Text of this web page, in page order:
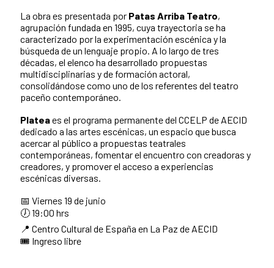
La obra es presentada por Patas Arriba Teatro,
agrupación fundada en 1995, cuya trayectoria se ha
caracterizado por la experimentación escénica y la
búsqueda de un lenguaje propio. A lo largo de tres
décadas, el elenco ha desarrollado propuestas
multidisciplinarias y de formación actoral,
consolidándose como uno de los referentes del teatro
paceño contemporáneo.
Plateaes el programa permanente del CCELP de AECID
dedicado a las artes escénicas, un espacio que busca
acercar al público a propuestas teatrales
contemporáneas, fomentar el encuentro con creadoras y
creadores, y promover el acceso a experiencias
escénicas diversas.
📅 Viernes 19 de junio
🕖 19:00 hrs
📍 Centro Cultural de España en La Paz de AECID
🎟️ Ingreso libre